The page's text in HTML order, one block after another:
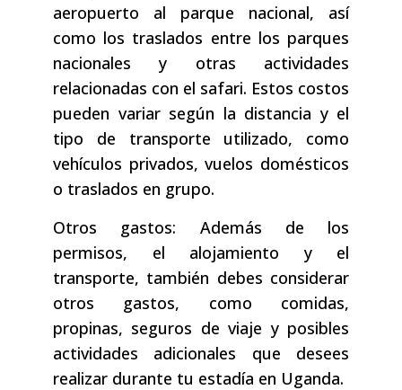
aeropuerto al parque nacional, así
como los traslados entre los parques
nacionales y otras actividades
relacionadas con el safari. Estos costos
pueden variar según la distancia y el
tipo de transporte utilizado, como
vehículos privados, vuelos domésticos
o traslados en grupo.
Otros gastos: Además de los
permisos, el alojamiento y el
transporte, también debes considerar
otros gastos, como comidas,
propinas, seguros de viaje y posibles
actividades adicionales que desees
realizar durante tu estadía en Uganda.